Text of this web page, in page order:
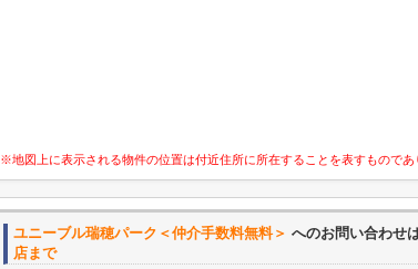
※地図上に表示される物件の位置は付近住所に所在することを表すものであ
ユニーブル瑞穂パーク＜仲介手数料無料＞ へのお問い合わせ
店まで